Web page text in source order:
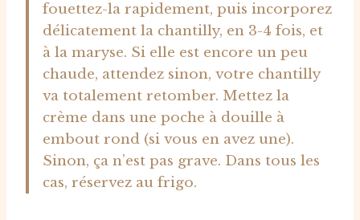
fouettez-la rapidement, puis incorporez
délicatement la chantilly, en 3-4 fois, et
à la maryse. Si elle est encore un peu
chaude, attendez sinon, votre chantilly
va totalement retomber. Mettez la
crème dans une poche à douille à
embout rond (si vous en avez une).
Sinon, ça n’est pas grave. Dans tous les
cas, réservez au frigo.